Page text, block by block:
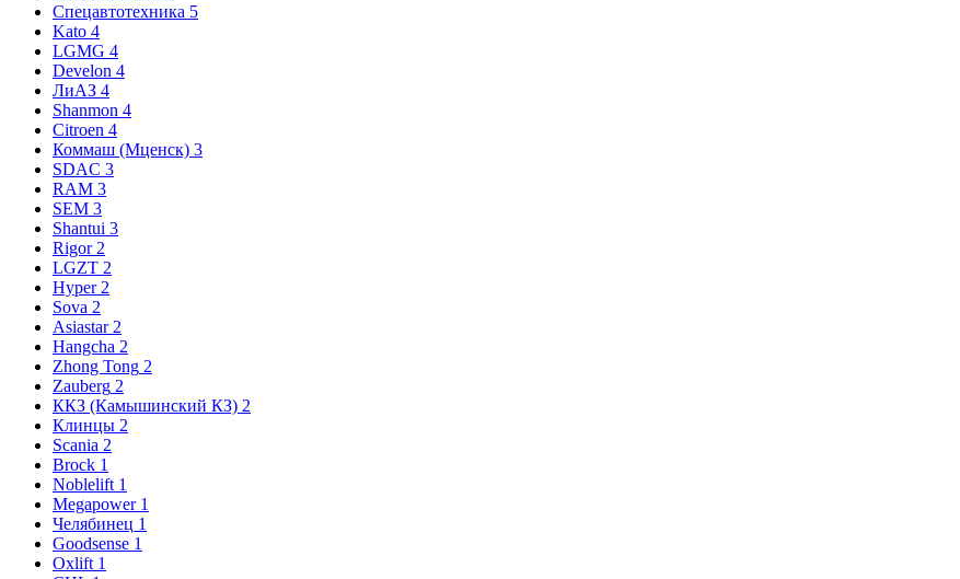
Спецавтотехника 5
Kato 4
LGMG 4
Develon 4
ЛиАЗ 4
Shanmon 4
Citroen 4
Коммаш (Мценск) 3
SDAC 3
RAM 3
SEM 3
Shantui 3
Rigor 2
LGZT 2
Hyper 2
Sova 2
Asiastar 2
Hangcha 2
Zhong Tong 2
Zauberg 2
ККЗ (Камышинский КЗ) 2
Клинцы 2
Scania 2
Brock 1
Noblelift 1
Megapower 1
Челябинец 1
Goodsense 1
Oxlift 1